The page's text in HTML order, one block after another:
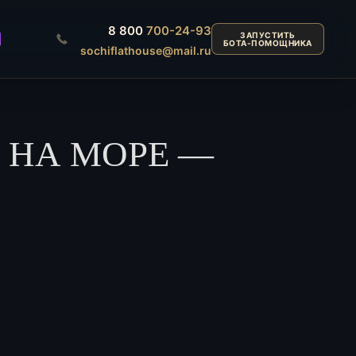
8 800700-24-93
sochiflathouse@mail.ru
ЗАПУСТИТЬ
БОТА-ПОМОЩНИКА
НА МОРЕ —